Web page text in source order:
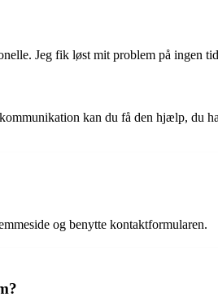
Jeg fik løst mit problem på ingen
kan du få den hjælp, du
og benytte kontaktformularen.